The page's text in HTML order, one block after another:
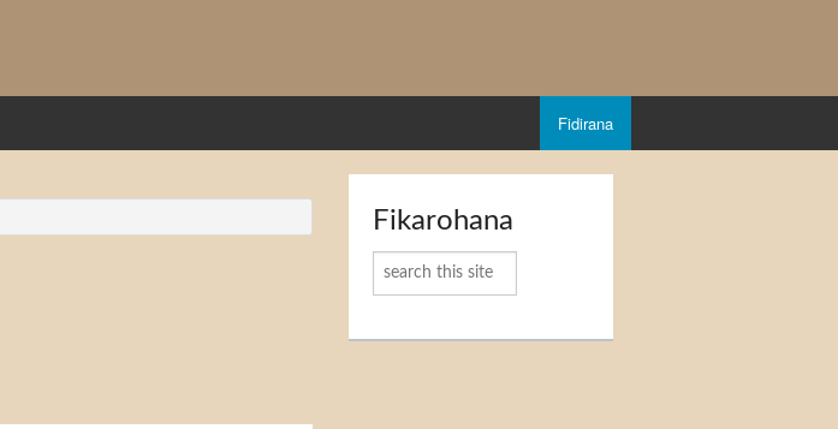
Fidirana
Fikarohana
Karoka